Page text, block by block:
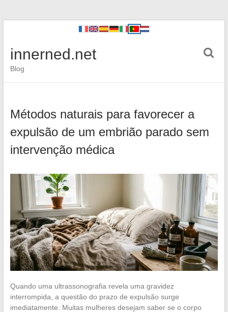
innerned.net
Blog
Métodos naturais para favorecer a
expulsão de um embrião parado sem
intervenção médica
Quando uma ultrassonografia revela uma gravidez
interrompida, a questão do prazo de expulsão surge
imediatamente. Muitas mulheres desejam saber se o corpo